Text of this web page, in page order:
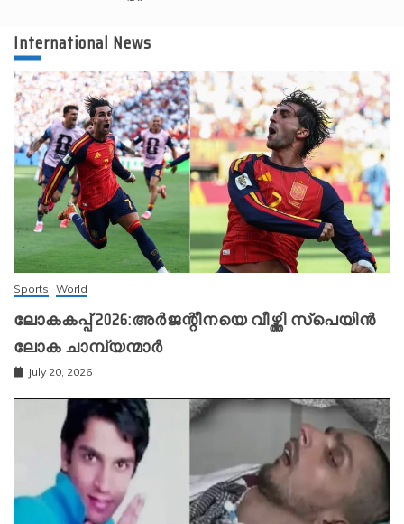
International News
Sports World
ലോകകപ്പ് 2026:അർജന്റീനയെ വീഴ്ത്തി സ്‌പെയിൻ
ലോക ചാമ്പ്യന്മാർ
July 20, 2026